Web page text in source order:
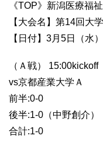
《TOP》新潟医療福
【大会名】第14回大
【日付】3月5日（水）
（Ａ戦） 15:00kickoff
vs京都産業大学Ａ
前半:0-0
後半:1-0（中野創介）
合計:1-0